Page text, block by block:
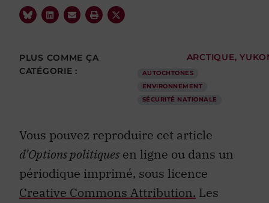
PLUS COMME ÇA ARCTIQUE,
CATÉGORIE :
AUTOCHTONES
ENVIRONNEMENT
SÉCURITÉ NATIONALE
Vous pouvez reproduire cet article
d’Options politiques en ligne ou dans un
périodique imprimé, sous licence
Creative Commons Attribution. Les